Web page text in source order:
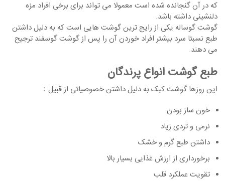
که در آن گنجانده شده است معمولا می تواند برای برخی افراد مزه
دلنشینی داشته باشد.
گوشت گوساله یکی از رایج ترین گوشت هایی است که به دلیل داشتن
طبع نسبتا سرد بیشتر افراد خوردن آن را پس از گوشت گوسفند ترجیح
می دهند.
طبع گوشت انواع پرندگان
این روزها گوشت کبک به دلیل داشتن خصوصیاتی از قبیل：
خون ساز بودن
نرمی و تردی زیاد
داشتن طبع گرم و خشک
برخورداری از ارزش غذایی بسیار بالا
تقویت عملکرد قلب